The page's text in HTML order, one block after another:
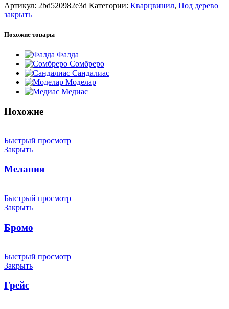
Артикул: 2bd520982e3d Категории: Кварцвинил, Под дерево
закрыть
Похожие товары
Фалда
Сомбреро
Сандалиас
Моделар
Медиас
Похожие
Быстрый просмотр
Закрыть
Мелания
Быстрый просмотр
Закрыть
Бромо
Быстрый просмотр
Закрыть
Грейс